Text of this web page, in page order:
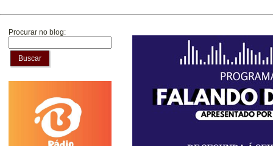
Procurar no blog:
Buscar